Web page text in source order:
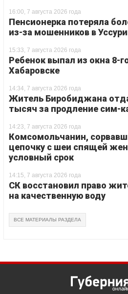
16:00, 7 августа 2026 года
Пенсионерка потеряла
из-за мошенников в
15:33, 7 августа 2026 года
Ребенок выпал из окна 8-
Хабаровске
14:34, 7 августа 2026 года
Житель Биробиджана
тысяч за продление сим-
14:23, 7 августа 2026 года
Комсомольчанин,
цепочку с шеи спящей
условный срок
14:15, 7 августа 2026 года
СК восстановил право
на качественную воду
ВСЕ МАТЕРИАЛЫ РАЗДЕЛА